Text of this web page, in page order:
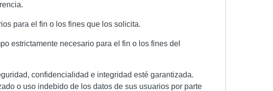
para el fin o los fines que los solicita.
estrictamente necesario para el fin o los fines del
confidencialidad e integridad esté garantizada.
o uso indebido de los datos de sus usuarios por parte